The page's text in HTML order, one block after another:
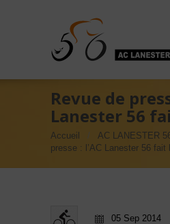
Revue de
Lanester 56
Accueil AC LANESTER
presse : l’AC Lanester 56 fait
05 Sep 2014